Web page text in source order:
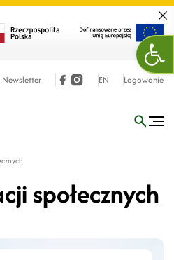
Newsletter EN Logowanie
społecznych